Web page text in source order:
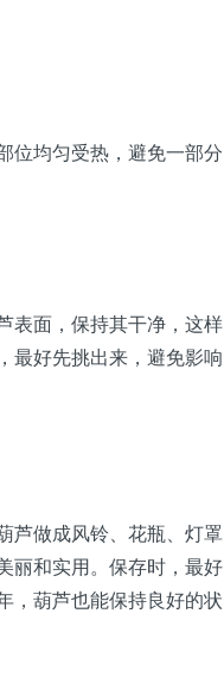
位均匀受热，避免一部分
表面，保持其干净，这样
最好先挑出来，避免影响
芦做成风铃、花瓶、灯罩
丽和实用。保存时，最好
，葫芦也能保持良好的状